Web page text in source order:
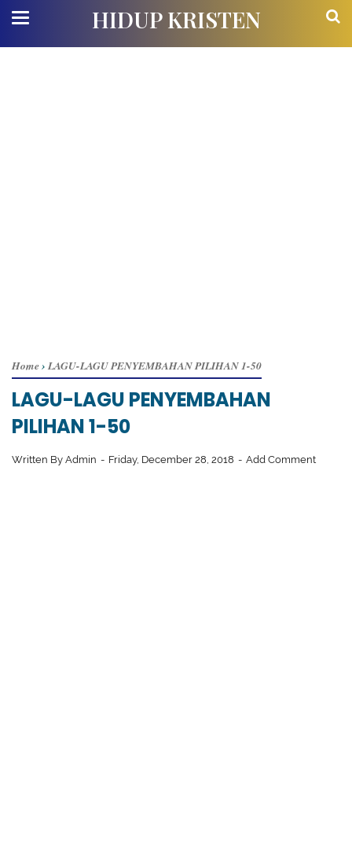
HIDUP KRISTEN
Home› LAGU-LAGU PENYEMBAHAN PILIHAN 1-50
LAGU-LAGU PENYEMBAHAN
PILIHAN 1-50
Written By Admin Friday, December 28, 2018 Add Comment